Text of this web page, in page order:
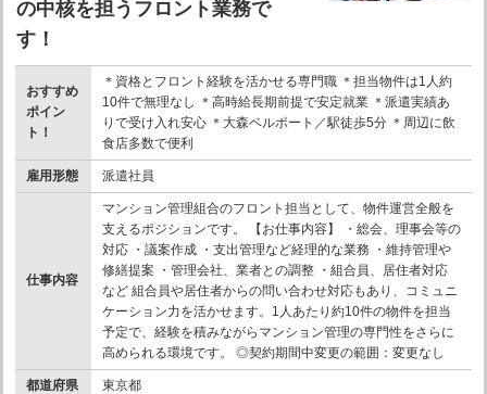
の中核を担うフロント業務で
す！
おすすめ
ポイン
ト！
＊資格とフロント経験を活かせる専門職 ＊担当物件は1人約
10件で無理なし ＊高時給長期前提で安定就業 ＊派遣実績あ
りで受け入れ安心 ＊大森ベルポート／駅徒歩5分 ＊周辺に飲
食店多数で便利
雇用形態 派遣社員
仕事内容
マンション管理組合のフロント担当として、物件運営全般を
支えるポジションです。 【お仕事内容】 ・総会、理事会等の
対応 ・議案作成 ・支出管理など経理的な業務 ・維持管理や
修繕提案 ・管理会社、業者との調整 ・組合員、居住者対応
など 組合員や居住者からの問い合わせ対応もあり、コミュニ
ケーション力を活かせます。1人あたり約10件の物件を担当
予定で、経験を積みながらマンション管理の専門性をさらに
高められる環境です。 ◎契約期間中変更の範囲：変更なし
都道府県 東京都